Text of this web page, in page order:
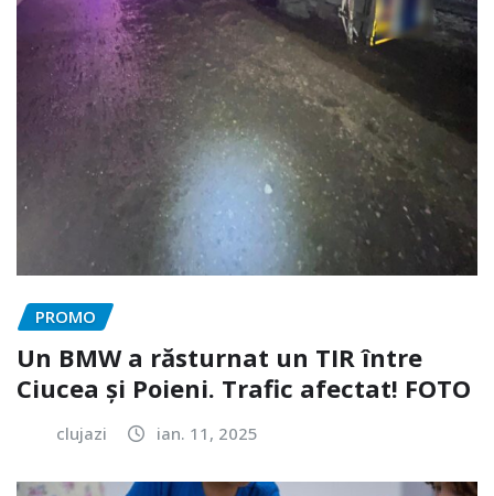
PROMO
Un BMW a răsturnat un TIR între
Ciucea și Poieni. Trafic afectat! FOTO
clujazi ian. 11, 2025